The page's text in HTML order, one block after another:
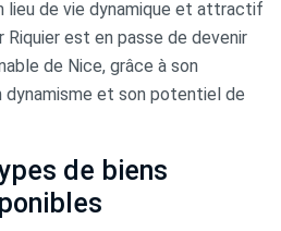
lieu de vie dynamique et attractif
Riquier est en passe de devenir
de Nice, grâce à son
dynamisme et son potentiel de
de biens